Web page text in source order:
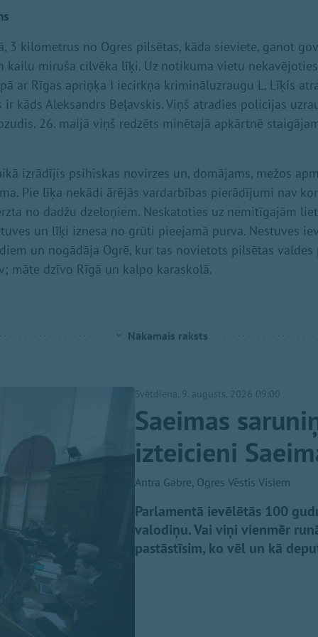
3 kilometrus no Ogres pilsētas, kāda sieviete, ganot
kailu miruša cilvēka līķi. Uz notikuma vietu
ar Rīgas apriņķa I iecirkņa krimināluzraugu L. Līķis
kāds Aleksandrs Beļavskis. Viņš atradies policijas
26. maijā viņš redzēts minētajā apkārtnē
izrādījis psihiskas novirzes un, domājams, mežos
Pie līķa nekādi ārējās vardarbības pierādījumi nav
no dadžu dzeloņiem. Neskatoties uz nemitīgajām
un līķi iznesa no grūti pieejamā purva. Nestuves
un nogādāja Ogrē, kur tas novietots pilsētas valdes
māte dzīvo Rīgā un kalpo karaskolā.
Nākamais raksts
Svētdiena, 9. augusts, 2026 09:00
Saeimas
izteicieni
Antra Gabre, Ogres Vēstis Visiem
Parlamentā ievēlētās 100
valodiņu. Vai viņi vienmēr
pastāstīsim, ko vēl un kā